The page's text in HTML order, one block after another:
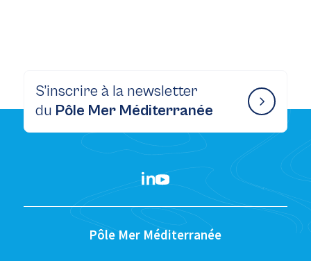
S’inscrire à la newsletter
du Pôle Mer Méditerranée
Pôle Mer Méditerranée